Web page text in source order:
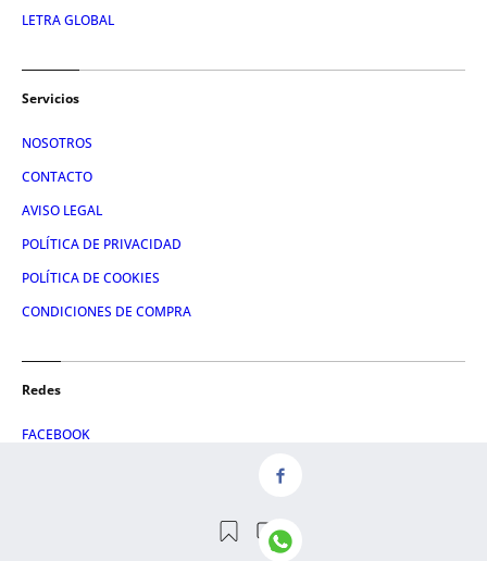
LETRA GLOBAL
Servicios
NOSOTROS
CONTACTO
AVISO LEGAL
POLÍTICA DE PRIVACIDAD
POLÍTICA DE COOKIES
CONDICIONES DE COMPRA
Redes
FACEBOOK